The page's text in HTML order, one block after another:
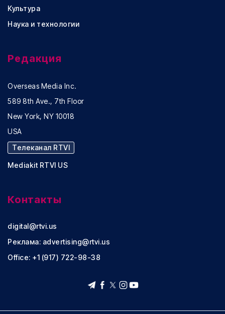
Культура
Наука и технологии
Редакция
Overseas Media Inc.
589 8th Ave., 7th Floor
New York, NY 10018
USA
Телеканал RTVI
Mediakit RTVI US
Контакты
digital@rtvi.us
Реклама: advertising@rtvi.us
Office: +1 (917) 722-98-38